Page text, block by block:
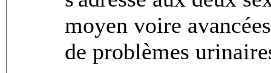
moyen voire
de problèmes